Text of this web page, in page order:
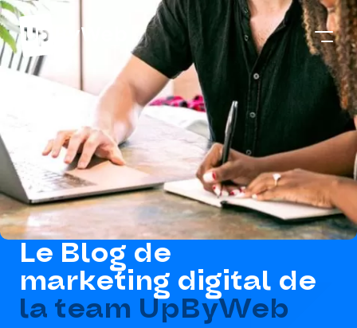
Le Blog de
marketing digital de
la team UpByWeb